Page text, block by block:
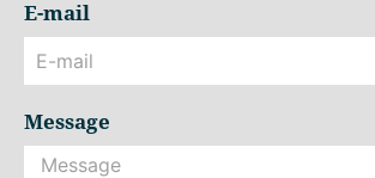
E-mail
Message